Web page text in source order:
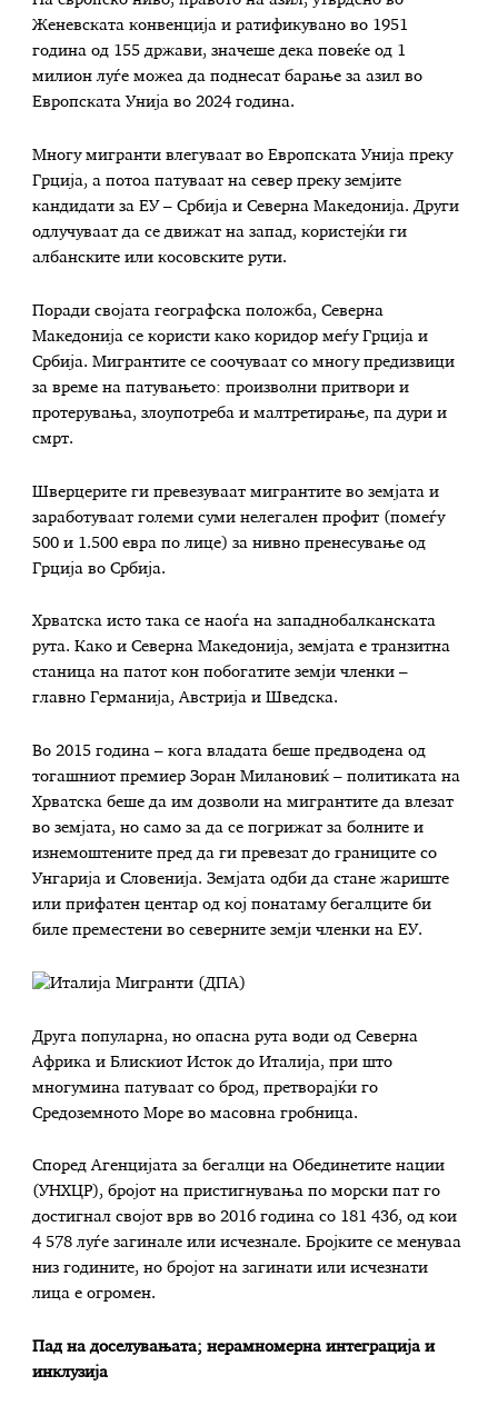
Женевската конвенција и ратификувано во 1951
година од 155 држави, значеше дека повеќе од 1
милион луѓе можеа да поднесат барање за азил во
Европската Унија во 2024 година.
Многу мигранти влегуваат во Европската Унија преку
Грција, а потоа патуваат на север преку земјите
кандидати за ЕУ – Србија и Северна Македонија. Други
одлучуваат да се движат на запад, користејќи ги
албанските или косовските рути.
Поради својата географска положба, Северна
Македонија се користи како коридор меѓу Грција и
Србија. Мигрантите се соочуваат со многу предизвици
за време на патувањето: произволни притвори и
протерувања, злоупотреба и малтретирање, па дури и
смрт.
Шверцерите ги превезуваат мигрантите во земјата и
заработуваат големи суми нелегален профит (помеѓу
500 и 1.500 евра по лице) за нивно пренесување од
Грција во Србија.
Хрватска исто така се наоѓа на западнобалканската
рута. Како и Северна Македонија, земјата е транзитна
станица на патот кон побогатите земји членки –
главно Германија, Австрија и Шведска.
Во 2015 година – кога владата беше предводена од
тогашниот премиер Зоран Милановиќ – политиката на
Хрватска беше да им дозволи на мигрантите да влезат
во земјата, но само за да се погрижат за болните и
изнемоштените пред да ги превезат до границите со
Унгарија и Словенија. Земјата одби да стане жариште
или прифатен центар од кој понатаму бегалците би
биле преместени во северните земји членки на ЕУ.
Друга популарна, но опасна рута води од Северна
Африка и Блискиот Исток до Италија, при што
многумина патуваат со брод, претворајќи го
Средоземното Море во масовна гробница.
Според Агенцијата за бегалци на Обединетите нации
(УНХЦР), бројот на пристигнувања по морски пат го
достигнал својот врв во 2016 година со 181 436, од кои
4 578 луѓе загинале или исчезнале. Бројките се менуваа
низ годините, но бројот на загинати или исчезнати
лица е огромен.
Пад на доселувањата; нерамномерна интеграција и
инклузија